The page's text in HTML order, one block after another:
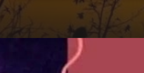
https://hocsinhgioi.vn/tu-ay